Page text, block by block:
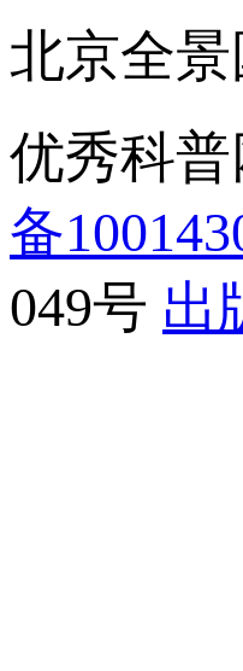
北京全
优秀科
备
049号 出